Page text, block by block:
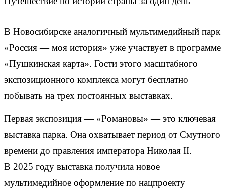
В Новосибирске аналогичный мультимедийный парк
«Россия — моя история» уже участвует в программе
«Пушкинская карта». Гости этого масштабного
экспозиционного комплекса могут бесплатно
побывать на трех постоянных выставках.
Первая экспозиция — «Романовы» — это ключевая
выставка парка. Она охватывает период от Смутного
времени до правления императора Николая II.
В 2025 году выставка получила новое
мультимедийное оформление по нацпроекту